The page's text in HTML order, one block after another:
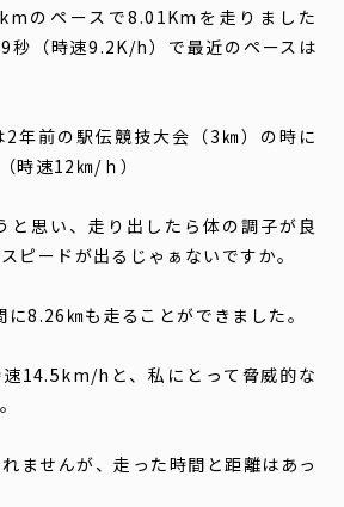
のペースで8.01Kmを走りました
秒（時速9.2K/h）で最近のペースは
年前の駅伝競技大会（3㎞）の時に
時速12㎞/ｈ）
と思い、走り出したら体の調子が良
ピードが出るじゃぁないですか。
8.26㎞も走ることができました。
14.5km/hと、私にとって脅威的な
ませんが、走った時間と距離はあっ